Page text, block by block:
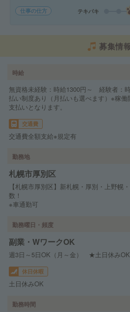
仕事の仕方 テキパキ
募集情
時給
無資格未経験：時給1300円～ 経験者
払い制度あり（月払いも選べます）※稼
支払いとなります。
交通費
交通費全額支給※規定有
勤務地
札幌市厚別区
【札幌市厚別区】新札幌・厚別・上野幌
数！
※車通勤可
勤務曜日・頻度
副業・WワークOK
週3日～5日OK（月～金） ★土日休みOK
休日休暇
土日休みOK
勤務時間